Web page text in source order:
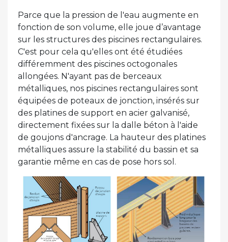
Parce que la pression de l'eau augmente en
fonction de son volume, elle joue d’avantage
sur les structures des piscines rectangulaires.
C'est pour cela qu'elles ont été étudiées
différemment des piscines octogonales
allongées. N'ayant pas de berceaux
métalliques, nos piscines rectangulaires sont
équipées de poteaux de jonction, insérés sur
des platines de support en acier galvanisé,
directement fixées sur la dalle béton à l'aide
de goujons d'ancrage. La hauteur des platines
métalliques assure la stabilité du bassin et sa
garantie même en cas de pose hors sol.